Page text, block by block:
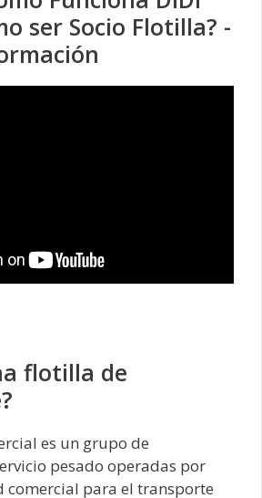
ser Socio Flotilla? -
flotilla de
es un grupo de
pesado operadas por
comercial para el transporte